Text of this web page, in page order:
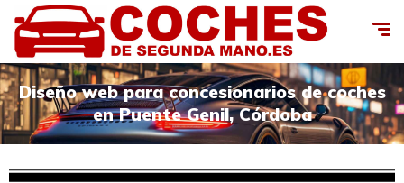
Diseño web para concesionarios de coches
en Puente Genil, Córdoba